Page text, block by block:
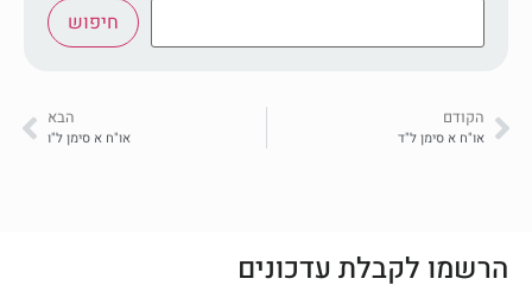
חיפוש
הקודם
או"ח א סימן ל"ד
הבא
או"ח א סימן ל"ו
הרשמו לקבלת עדכונים